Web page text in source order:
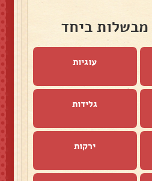
ביחד
עוגיות
גלידות
ירקות